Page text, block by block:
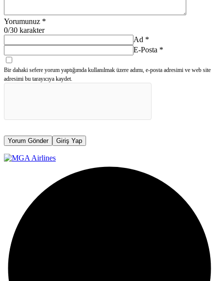
Yorumunuz *
0/30 karakter
Ad *
E-Posta *
Bir dahaki sefere yorum yaptığımda kullanılmak üzere adımı, e-posta adresimi ve web site
adresimi bu tarayıcıya kaydet.
Yorum Gönder Giriş Yap